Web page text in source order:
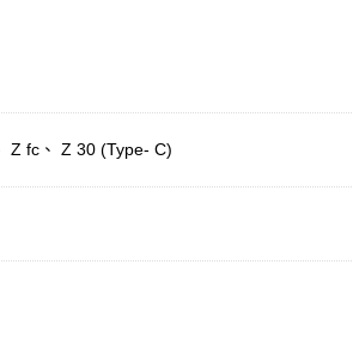
Z fc、 Z 30 (Type- C)